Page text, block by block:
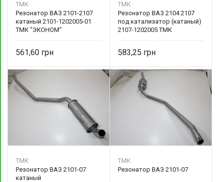
ТМК
Резонатор ВАЗ 2101-2107
катаный 2101-1202005-01
ТМК "ЭКОНОМ"
561,60
ТМК
Резонатор ВАЗ 2104 2107
под катализатор (катаный)
2107-1202005 ТМК
583,25
ТМК
Резонатор ВАЗ 2101-07
катаный
ТМК
Резонатор ВАЗ 2101-07